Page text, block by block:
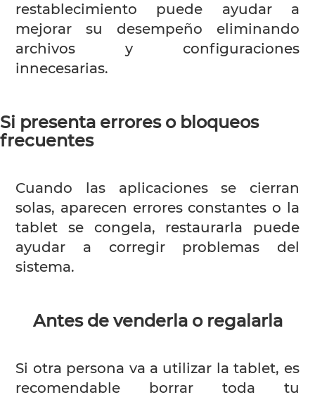
restablecimiento puede ayudar a
mejorar su desempeño eliminando
archivos y configuraciones
innecesarias.
Si presenta errores o bloqueos
frecuentes
Cuando las aplicaciones se cierran
solas, aparecen errores constantes o la
tablet se congela, restaurarla puede
ayudar a corregir problemas del
sistema.
Antes de venderla o regalarla
Si otra persona va a utilizar la tablet, es
recomendable borrar toda tu